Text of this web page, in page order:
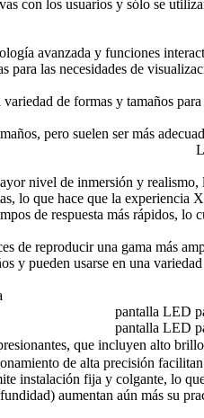
con los usuarios y sólo se
avanzada y funciones
las necesidades de
de formas y tamaños
pero suelen ser más
nivel de inmersión y
lo que hace que la experiencia
de respuesta más rápidos,
de reproducir una gama más
y pueden usarse en una
que incluyen alto
de alta precisión
instalación fija y colgante, lo
aumentan aún más su